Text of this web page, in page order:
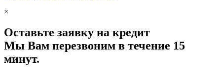
×
Оставьте заявку на кредит
Мы Вам перезвоним в течение 15
минут.